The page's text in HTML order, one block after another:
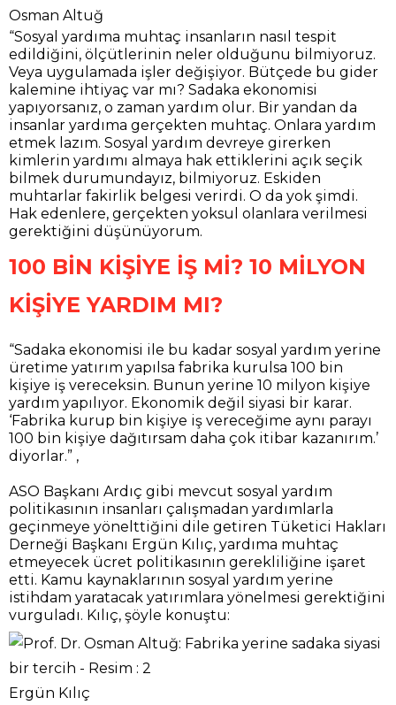
Osman Altuğ
“Sosyal yardıma muhtaç insanların nasıl tespit
edildiğini, ölçütlerinin neler olduğunu bilmiyoruz.
Veya uygulamada işler değişiyor. Bütçede bu gider
kalemine ihtiyaç var mı? Sadaka ekonomisi
yapıyorsanız, o zaman yardım olur. Bir yandan da
insanlar yardıma gerçekten muhtaç. Onlara yardım
etmek lazım. Sosyal yardım devreye girerken
kimlerin yardımı almaya hak ettiklerini açık seçik
bilmek durumundayız, bilmiyoruz. Eskiden
muhtarlar fakirlik belgesi verirdi. O da yok şimdi.
Hak edenlere, gerçekten yoksul olanlara verilmesi
gerektiğini düşünüyorum.
100 BİN KİŞİYE İŞ Mİ? 10 MİLYON
KİŞİYE YARDIM MI?
“Sadaka ekonomisi ile bu kadar sosyal yardım yerine
üretime yatırım yapılsa fabrika kurulsa 100 bin
kişiye iş vereceksin. Bunun yerine 10 milyon kişiye
yardım yapılıyor. Ekonomik değil siyasi bir karar.
‘Fabrika kurup bin kişiye iş vereceğime aynı parayı
100 bin kişiye dağıtırsam daha çok itibar kazanırım.’
diyorlar.” ,
ASO Başkanı Ardıç gibi mevcut sosyal yardım
politikasının insanları çalışmadan yardımlarla
geçinmeye yönelttiğini dile getiren Tüketici Hakları
Derneği Başkanı Ergün Kılıç, yardıma muhtaç
etmeyecek ücret politikasının gerekliliğine işaret
etti. Kamu kaynaklarının sosyal yardım yerine
istihdam yaratacak yatırımlara yönelmesi gerektiğini
vurguladı. Kılıç, şöyle konuştu:
Ergün Kılıç